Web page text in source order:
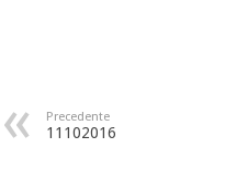
Precedente
11102016